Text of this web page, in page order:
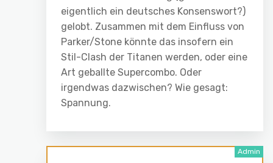
eigentlich ein deutsches Konsenswort?)
gelobt. Zusammen mit dem Einfluss von
Parker/Stone könnte das insofern ein
Stil-Clash der Titanen werden, oder eine
Art geballte Supercombo. Oder
irgendwas dazwischen? Wie gesagt:
Spannung.